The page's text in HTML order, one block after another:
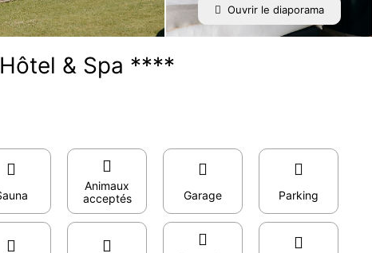
Ouvrir le diaporama
& Spa ****
Animaux
acceptés
Garage Parking